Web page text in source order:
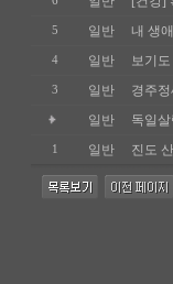
5 일반 내 생
4 일반 보기
3 일반
경주
일반
독일
1 일반 진도